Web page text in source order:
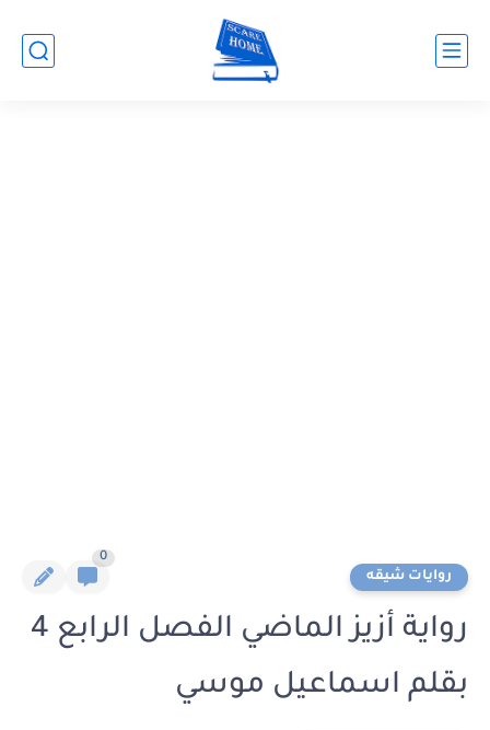
روايات شيقه
0
رواية أزيز الماضي الفصل الرابع 4
بقلم اسماعيل موسي